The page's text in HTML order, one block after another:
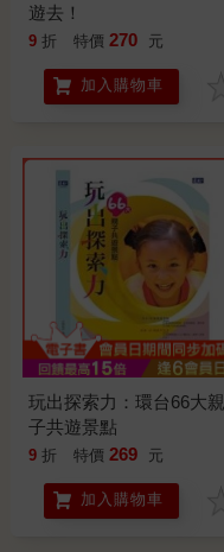
遊去！
9 折 特價 270 元
加入購物車
玩出探索力：環台66大親
子共遊景點
9 折 特價 269 元
加入購物車